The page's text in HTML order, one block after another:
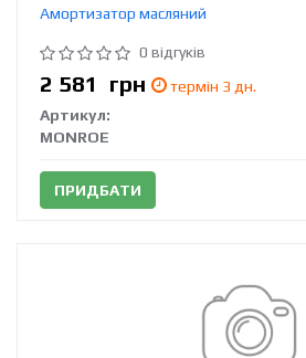
Амортизатор масляний
0 відгуків
2 581 грн
термін 3 дн.
Артикул:
MONROE
ПРИДБАТИ